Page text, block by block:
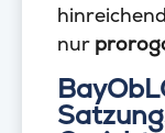
nur